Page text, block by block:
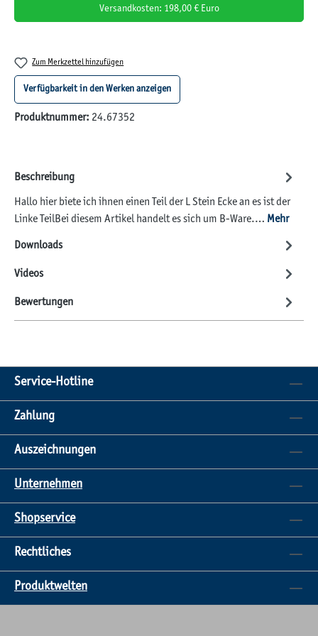
Versandkosten: 198,00 € Euro
Zum Merkzettel hinzufügen
Verfügbarkeit in den Werken anzeigen
Produktnummer: 24.67352
Beschreibung
Hallo hier biete ich ihnen einen Teil der L Stein Ecke an es ist der
Linke TeilBei diesem Artikel handelt es sich um B-Ware.… Mehr
Downloads
Videos
Bewertungen
Service-Hotline
Zahlung
Auszeichnungen
Unternehmen
Shopservice
Rechtliches
Produktwelten